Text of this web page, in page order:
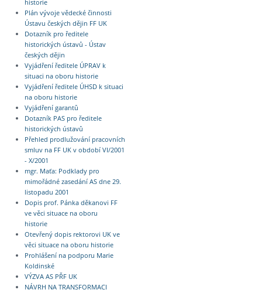
historie
Plán vývoje vědecké činnosti
Ústavu českých dějin FF UK
Dotazník pro ředitele
historických ústavů - Ústav
českých dějin
Vyjádření ředitele ÚPRAV k
situaci na oboru historie
Vyjádření ředitele ÚHSD k situaci
na oboru historie
Vyjádření garantů
Dotazník PAS pro ředitele
historických ústavů
Přehled prodlužování pracovních
smluv na FF UK v období VI/2001
- X/2001
mgr. Maťa: Podklady pro
mimořádné zasedání AS dne 29.
listopadu 2001
Dopis prof. Pánka děkanovi FF
ve věci situace na oboru
historie
Otevřený dopis rektorovi UK ve
věci situace na oboru historie
Prohlášení na podporu Marie
Koldinské
VÝZVA AS PŘF UK
NÁVRH NA TRANSFORMACI